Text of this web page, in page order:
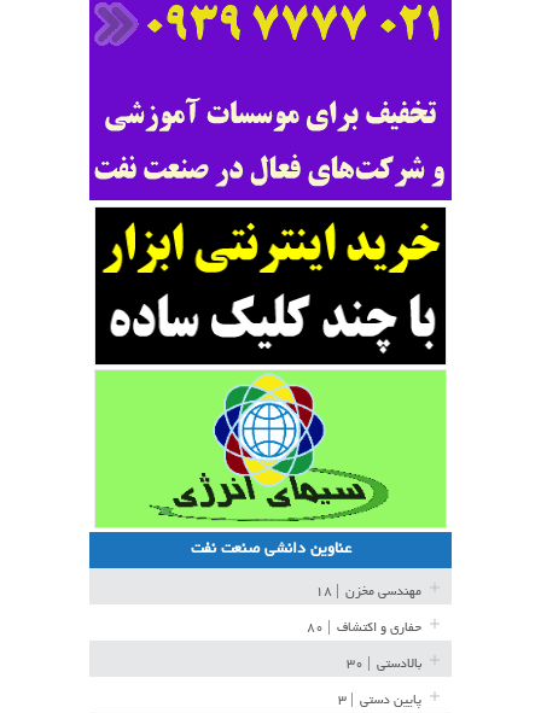
عناوین دانشی صنعت نفت
مهندسی مخزن
حفاری و اکتشاف
بالادستی
پایین دستی